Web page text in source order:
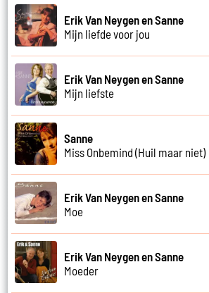
Erik Van Neygen en Sanne
Mijn liefde voor jou
Erik Van Neygen en Sanne
Mijn liefste
Sanne
Miss Onbemind (Huil maar niet)
Erik Van Neygen en Sanne
Moe
Erik Van Neygen en Sanne
Moeder